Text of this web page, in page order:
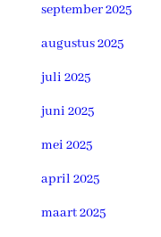
september 2025
augustus 2025
juli 2025
juni 2025
mei 2025
april 2025
maart 2025